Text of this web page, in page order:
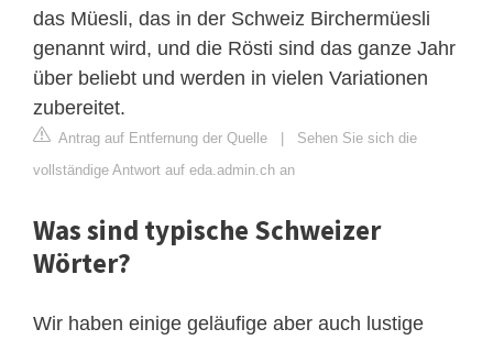
das Müesli, das in der Schweiz Birchermüesli
genannt wird, und die Rösti sind das ganze Jahr
über beliebt und werden in vielen Variationen
zubereitet.
Antrag auf Entfernung der Quelle | Sehen Sie sich die
vollständige Antwort auf eda.admin.ch an
Was sind typische Schweizer
Wörter?
Wir haben einige geläufige aber auch lustige